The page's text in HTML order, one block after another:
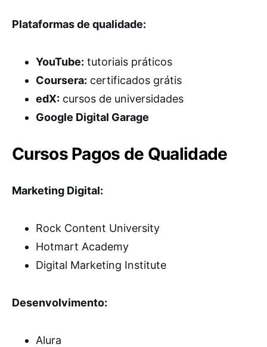
Plataformas de qualidade:
YouTube: tutoriais práticos
Coursera: certificados grátis
edX: cursos de universidades
Google Digital Garage
Cursos Pagos de Qualidade
Marketing Digital:
Rock Content University
Hotmart Academy
Digital Marketing Institute
Desenvolvimento:
Alura